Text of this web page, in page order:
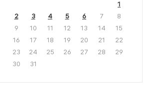
1
2
3 4 5 6 7
8
9
10 11 12 13 14
15
16
17 18 19 20 21
22
23
24 25 26 27 28
29
30
31